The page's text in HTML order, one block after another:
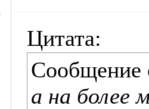
Цитата:
Сообщение
а на более